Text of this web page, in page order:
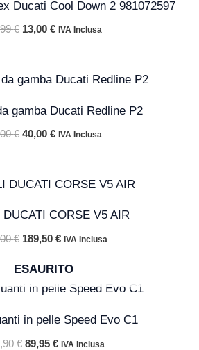
Ducati Cool Down 2 981072597
€
era:
25,99 €.
13,00 €
è:
13,00 €.
IVA Inclusa
gamba Ducati Redline P2
€
Il
prezzo
era:
49,00 €.
40,00 €
Il
è:
40,00 €.
IVA Inclusa
DUCATI CORSE V5 AIR
€
Il
era:
379,00 €.
189,50 €
Il
è:
189,50 €.
IVA Inclusa
ESAURITO
in pelle Speed Evo C1
€
Il
prezzo
era:
179,90 €.
89,95 €
Il
prezzo
è:
89,95 €.
IVA Inclusa